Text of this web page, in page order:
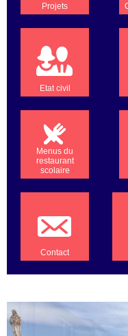
Projets
Etat civil
Menus du
restaurant
scolaire
Contact